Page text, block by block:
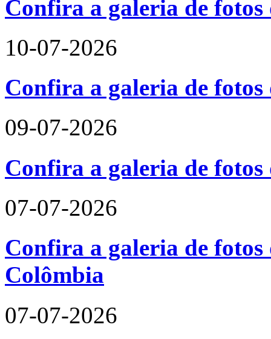
Confira a galeria de
10-07-2026
Confira a galeria de fotos
09-07-2026
Confira a galeria de
07-07-2026
Confira a galeria de fotos
Colômbia
07-07-2026